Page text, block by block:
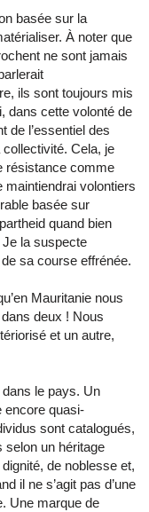
basée sur la
À noter que
ne sont jamais
ils sont toujours mis
dans cette volonté de
de l’essentiel des
Cela, je
résistance comme
volontiers
basée sur
quand bien
Je la suspecte
sa course effrénée.
Mauritanie nous
deux ! Nous
et un autre,
le pays. Un
encore quasi-
sont catalogués,
selon un héritage
de noblesse et,
il ne s’agit pas d’une
Une marque de